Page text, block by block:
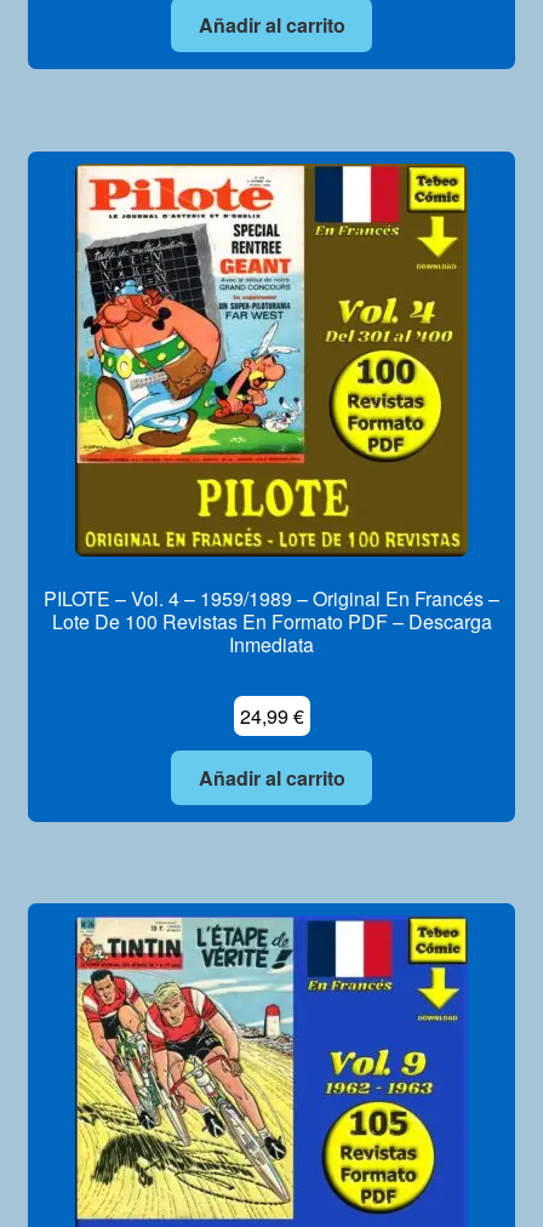
Añadir al carrito
PILOTE – Vol. 4 – 1959/1989 – Original En Francés –
Lote De 100 Revistas En Formato PDF – Descarga
Inmediata
24,99€
Añadir al carrito